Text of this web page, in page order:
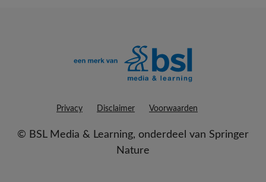
Privacy Disclaimer Voorwaarden
© BSL Media & Learning, onderdeel van Springer
Nature